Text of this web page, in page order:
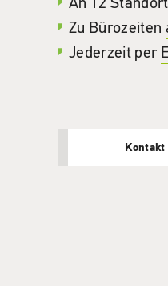
Zu Bürozeiten
Jederzeit per
Kontakt